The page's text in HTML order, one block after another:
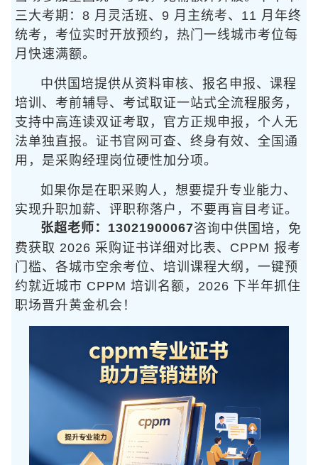
三大考期：8 月灵活班、9 月主统考、11 月年终
统考，考位实时开放预约，热门一线城市考位每
月快速满额。
中供国培提供从资料审核、报名申报、课程
培训、考前辅导、考试取证一站式全流程服务，
支持中高连读双证考取，官方正规申报，个人无
法单独直报。证书官网可查、终身有效、全国通
用，是采购经理岗位硬性加分项。
如果你是在职采购人，想要提升专业能力、
实现升职加薪、评职称落户，不要再盲目考证。
咨询中供国培
张超老师：13021900067
，免
费获取 2026 采购证书详细对比表、CPPM 报考
门槛、各城市空余考位、培训课程大纲，一键预
约就近城市 CPPM 培训名额，2026 下半年抓住
职场晋升黄金机会！